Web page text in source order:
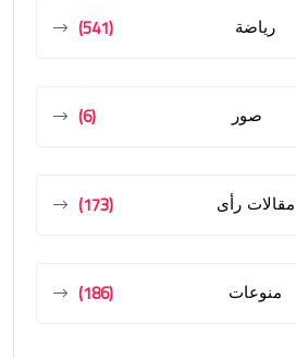
رياضة (541)
صور (6)
مقالات رأى (173)
منوعات (186)